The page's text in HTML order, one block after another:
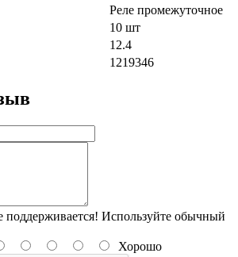
Реле промежуточное
10 шт
12.4
1219346
поддерживается! Используйте обычный
Хорошо